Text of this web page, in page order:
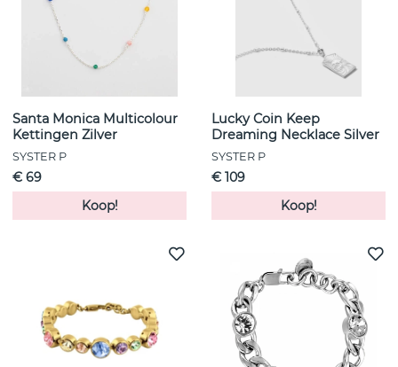
Santa Monica Multicolour
Kettingen Zilver
SYSTER P
€ 69
Koop!
Lucky Coin Keep
Dreaming Necklace Silver
SYSTER P
€ 109
Koop!